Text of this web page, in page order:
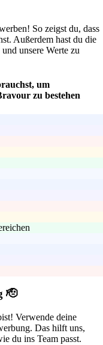
So zeigst du, dass
Außerdem hast du die
unsere Werte zu
um
zu bestehen
🫡
Verwende deine
Das hilft uns,
du ins Team passt.